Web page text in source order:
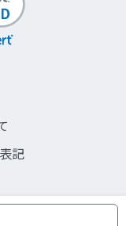
記
CO,LTD.
ションズ